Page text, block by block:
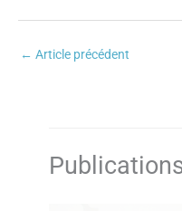
← Article précédent